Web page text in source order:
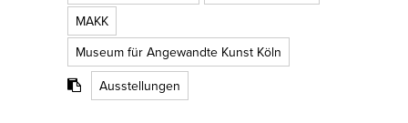
MAKK
Museum für Angewandte Kunst Köln
Ausstellungen